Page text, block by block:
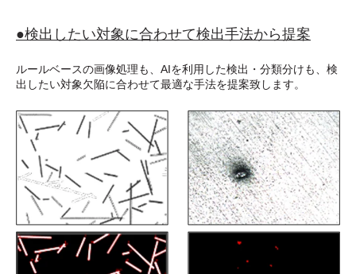
●検出したい対象に合わせて検出手法から提案
ルールベースの画像処理も、AIを利用した検出・分類分けも、検
出したい対象欠陥に合わせて最適な手法を提案致します。